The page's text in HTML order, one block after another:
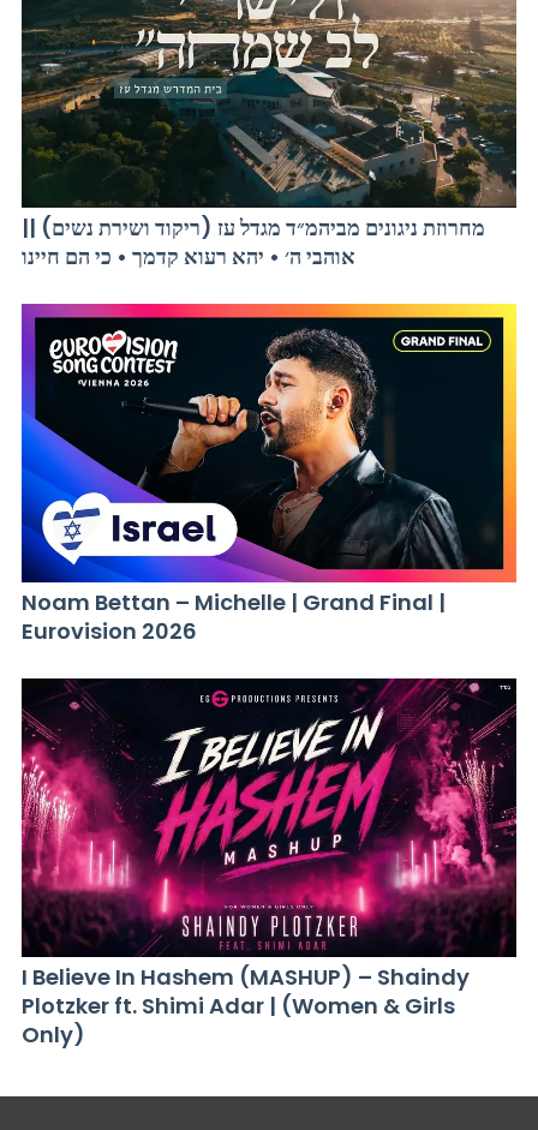
מחרוזת ניגונים מביהמ״ד מגדל עז (ריקוד ושירת נשים) ||
אוהבי ה׳ • יהא רעוא קדמך • כי הם חיינו
Noam Bettan – Michelle | Grand Final |
Eurovision 2026
I Believe In Hashem (MASHUP) – Shaindy
Plotzker ft. Shimi Adar | (Women & Girls
Only)